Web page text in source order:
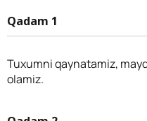
Qadam 1
Tuxumni qaynatamiz,
olamiz.